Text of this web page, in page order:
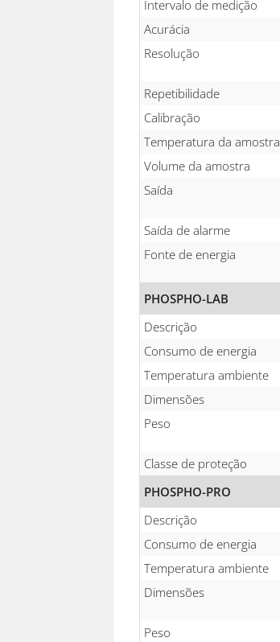
Intervalo de medição
Acurácia
Resolução
Repetibilidade
Calibração
Temperatura da amostra
Volume da amostra
Saída
Saída de alarme
Fonte de energia
PHOSPHO-LAB
Descrição
Consumo de energia
Temperatura ambiente
Dimensões
Peso
Classe de proteção
PHOSPHO-PRO
Descrição
Consumo de energia
Temperatura ambiente
Dimensões
Peso